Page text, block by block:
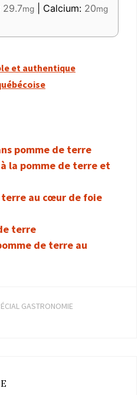
29.7mg Calcium: 20mg
et authentique
pomme de terre
la pomme de terre et
terre au cœur de foie
terre
de terre au
GASTRONOMIE